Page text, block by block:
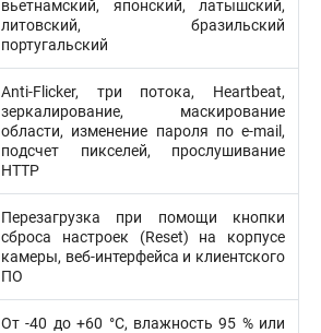
вьетнамский, японский, латышский,
литовский, бразильский
португальский
Anti-Flicker, три потока, Heartbeat,
зеркалирование, маскирование
области, изменение пароля по e-mail,
подсчет пикселей, прослушивание
HTTP
Перезагрузка при помощи кнопки
сброса настроек (Reset) на корпусе
камеры, веб-интерфейса и клиентского
ПО
От -40 до +60 °C, влажность 95 % или